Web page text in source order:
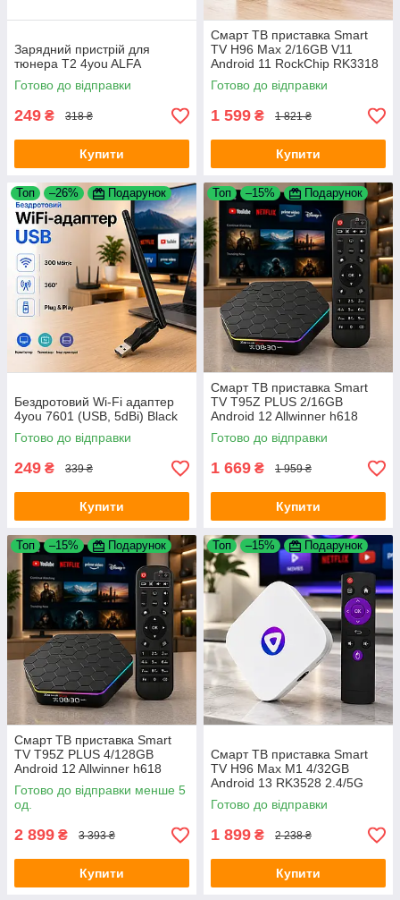
Зарядний пристрій для
тюнера T2 4you ALFA
Готово до відправки
249 ₴ 318 ₴
Купити
Смарт ТВ приставка Smart
TV H96 Max 2/16GB V11
Android 11 RockChip RK3318
для телевізора
Готово до відправки
1 599 ₴ 1 821 ₴
Купити
Топ –26% Подарунок
Бездротовий Wi-Fi адаптер
4you 7601 (USB, 5dBi) Black
Готово до відправки
249 ₴ 339 ₴
Купити
Топ –15% Подарунок
Смарт ТВ приставка Smart
TV T95Z PLUS 2/16GB
Android 12 Allwinner h618
2.4G для телевізора
Готово до відправки
1 669 ₴ 1 959 ₴
Купити
Топ –15% Подарунок
Смарт ТВ приставка Smart
TV T95Z PLUS 4/128GB
Android 12 Allwinner h618
2.4G для телевізора
Готово до відправки менше 5
од.
2 899 ₴ 3 393 ₴
Купити
Топ –15% Подарунок
Смарт ТВ приставка Smart
TV H96 Max M1 4/32GB
Android 13 RK3528 2.4/5G
V5.1 для телевізора
Готово до відправки
1 899 ₴ 2 238 ₴
Купити